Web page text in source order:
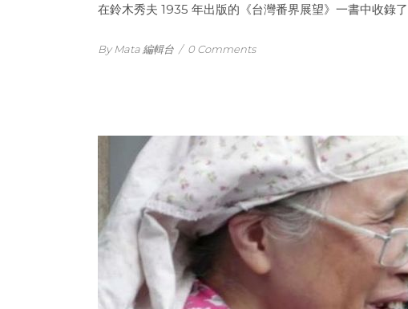
在鈴木秀夫 1935 年出版的《台灣番界展望》一書中收錄
By Mata 編輯台 / 0 Comments